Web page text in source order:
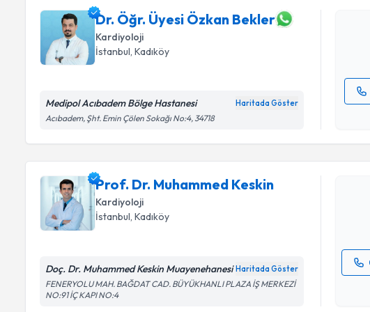
Dr. Öğr. Üyesi Özkan Bekler
Kardiyoloji
İstanbul, Kadıköy
Medipol Acıbadem Bölge Hastanesi Haritada Göster
Acıbadem, Şht. Emin Çölen Sokağı No:4, 34718
Prof. Dr. Muhammed Keskin
Kardiyoloji
İstanbul, Kadıköy
Doç. Dr. Muhammed Keskin Muayenehanesi Haritada Göster
FENERYOLU MAH. BAĞDAT CAD. BÜYÜKHANLI PLAZA İŞ MERKEZİ
NO:91 İÇ KAPI NO:4
Prof. Dr.
oluşturun.